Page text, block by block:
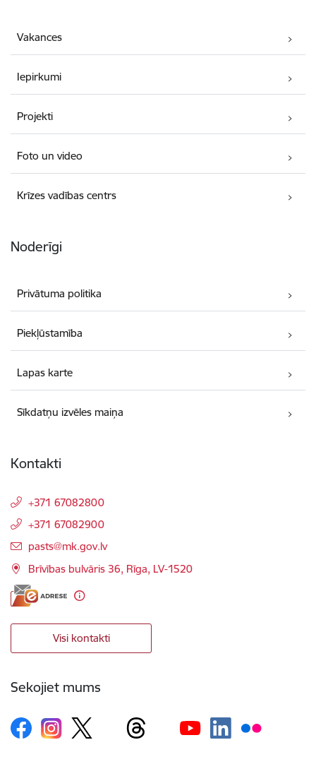
Vakances
Iepirkumi
Projekti
Foto un video
Krīzes vadības centrs
Noderīgi
Privātuma politika
Piekļūstamība
Lapas karte
Sīkdatņu izvēles maiņa
Kontakti
+371 67082800
+371 67082900
E-pasts:
pasts@mk.gov.lv
Brīvības bulvāris 36, Rīga, LV-1520
Visi kontakti
Sekojiet mums